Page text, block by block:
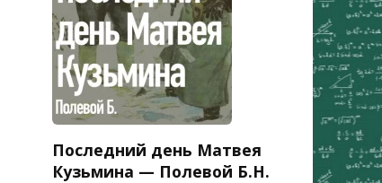
Последний день Матвея
Кузьмина — Полевой Б.Н.